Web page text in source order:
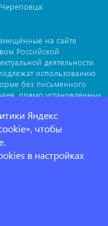
на сайте
Российской
деятельности
использованию
без письменного
прямо установленных
с мнением
гиперссылка на
Гиперссылка должна
Яндекс
чтобы
в настройках